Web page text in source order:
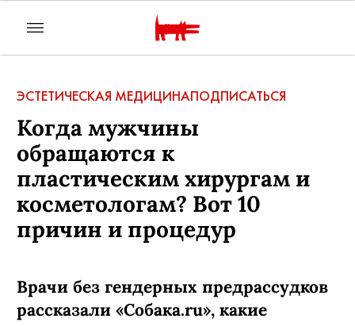
ЭСТЕТИЧЕСКАЯ МЕДИЦИНАПОДПИСАТЬСЯ
Когда мужчины
обращаются к
пластическим хирургам и
косметологам? Вот 10
причин и процедур
Врачи без гендерных предрассудков
рассказали «Собака.ru», какие